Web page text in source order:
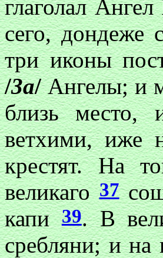
глаголал
сего, дондеже
три иконы
/3а/Ангелы; и
близь место,
ветхими, иже
крестят. На
великаго37
капи39. В
сребляни; и на